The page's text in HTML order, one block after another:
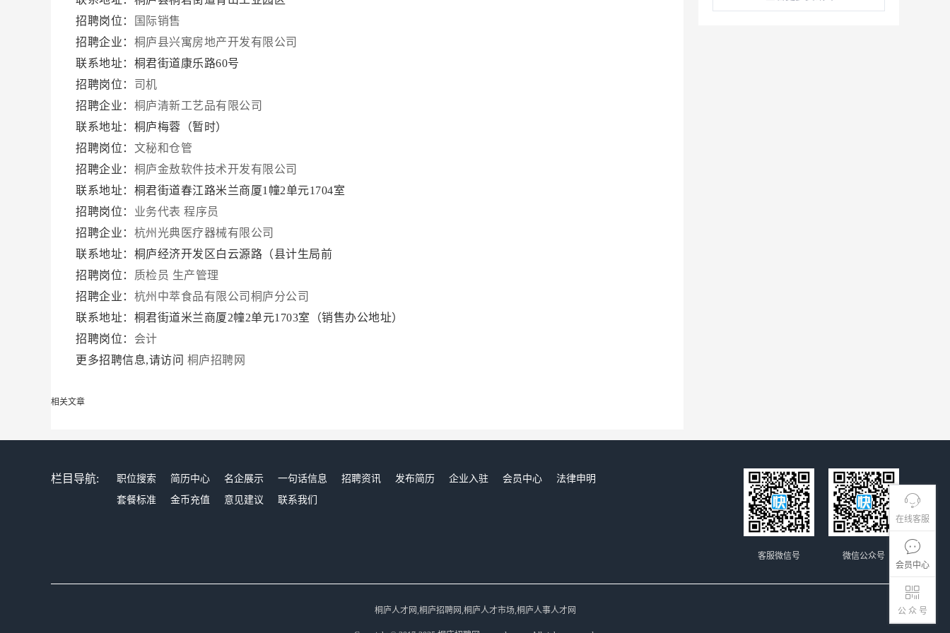
在线客服
会员中心
公 众 号
招聘岗位：
国际销售
招聘企业： 桐庐县兴寓房地产开发有限公司
联系地址：桐君街道康乐路60号
招聘岗位： 司机
招聘企业： 桐庐清新工艺品有限公司
联系地址：桐庐梅蓉（暂时）
招聘岗位： 文秘和仓管
招聘企业： 桐庐金敖软件技术开发有限公司
联系地址：桐君街道春江路米兰商厦1幢2单元1704室
招聘岗位： 业务代表 程序员
招聘企业： 杭州光典医疗器械有限公司
联系地址：桐庐经济开发区白云源路（县计生局前
招聘岗位： 质检员 生产管理
招聘企业： 杭州中萃食品有限公司桐庐分公司
联系地址：桐君街道米兰商厦2幢2单元1703室（销售办公地址）
招聘岗位： 会计
更多招聘信息,请访问 桐庐招聘网
相关文章
栏目导航: 职位搜索 简历中心 名企展示 一句话信息 招聘资讯 发布简历 企业入驻 会员中心
法律申明
套餐标准
金币充值 意见建议 联系我们
微信公众号
客服微信号
桐庐人才网,桐庐招聘网,桐庐人才市场,桐庐人事人才网